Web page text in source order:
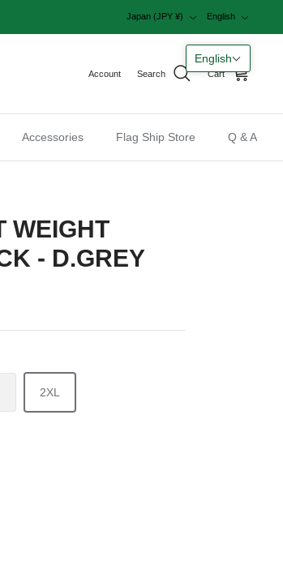
Japan (JPY ¥) English
Account Search Cart
Accessories Flag Ship Store Q & A
WEIGHT
- D.GREY
2XL
English